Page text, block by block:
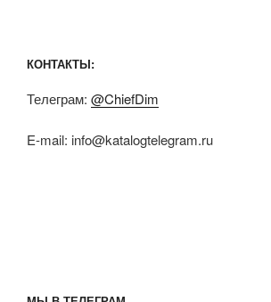
КОНТАКТЫ:
Телеграм: @ChiefDim
E-mail: info@katalogtelegram.ru